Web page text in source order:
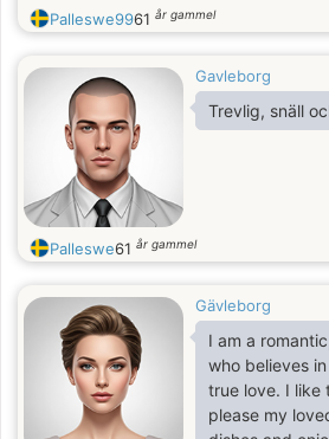
Palleswe9961 år gammel
Gavleborg
Trevlig, snäll
Palleswe61 år gammel
Gävleborg
I am a
who believes
true love. I like
please my